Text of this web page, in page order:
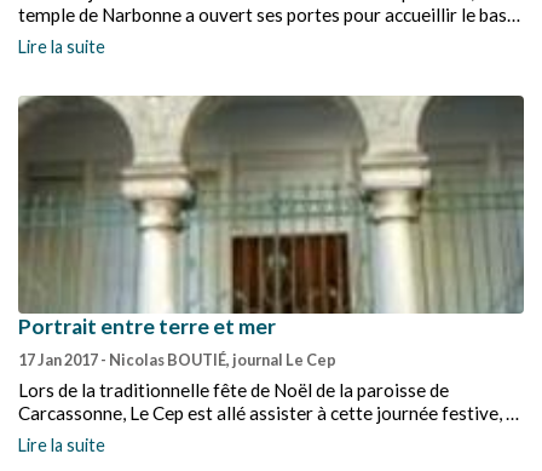
temple de Narbonne a ouvert ses portes pour accueillir le bas-
relief sur « les 500 ans de la Réforme » de Jean-Pierre Thein.
Lire la suite
Portrait entre terre et mer
17 Jan 2017- Nicolas BOUTIÉ, journal Le Cep
Lors de la traditionnelle fête de Noël de la paroisse de
Carcassonne, Le Cep est allé assister à cette journée festive, à
la rencontre de ce vaste ensemble. Temps de recueillement,
temps de fête et temps de spectacle étaient au programme de
Lire la suite